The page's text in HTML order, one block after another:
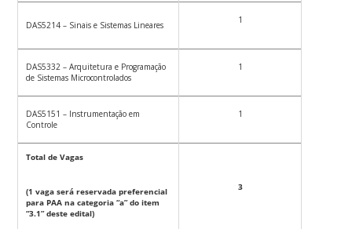
DAS5214 – Sinais e Sistemas Lineares 1
DAS5332 – Arquitetura e Programação
de Sistemas Microcontrolados
1
DAS5151 – Instrumentação em
Controle
1
Total de Vagas
(1 vaga será reservada preferencial
para PAA na categoria “a” do item
“3.1” deste edital)
3